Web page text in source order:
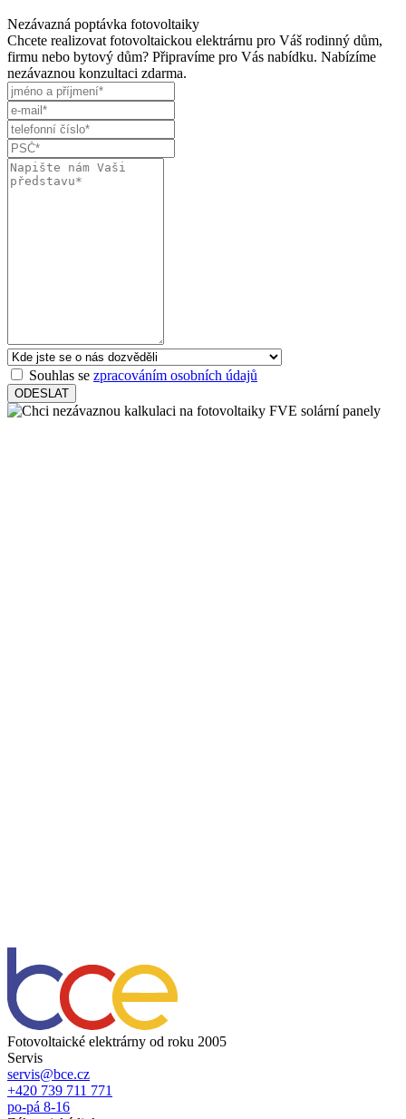
Nezávazná poptávka fotovoltaiky
Chcete realizovat fotovoltaickou elektrárnu pro Váš rodinný dům,
firmu nebo bytový dům? Připravíme pro Vás nabídku. Nabízíme
nezávaznou konzultaci zdarma.
Souhlas se zpracováním osobních údajů
ODESLAT
Fotovoltaické elektrárny od roku 2005
Servis
servis@bce.cz
+420 739 711 771
po-pá 8-16